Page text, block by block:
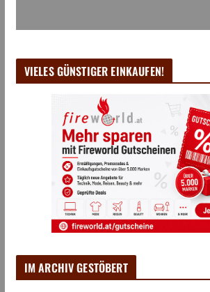
VIELES GÜNSTIGER EINKAUFEN!
IM ARCHIV GESTÖBERT